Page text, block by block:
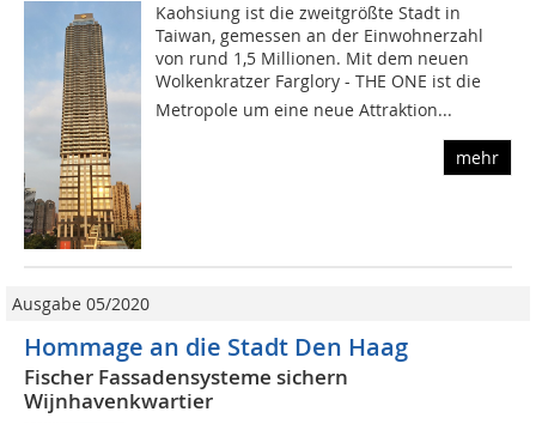
Kaohsiung ist die zweitgrößte Stadt in
Taiwan, gemessen an der Einwohnerzahl
von rund 1,5 Millionen. Mit dem neuen
Wolkenkratzer Farglory - THE ONE ist die
Metropole um eine neue Attraktion...
mehr
Ausgabe 05/2020
Hommage an die Stadt Den Haag
Fischer Fassadensysteme sichern
Wijnhavenkwartier